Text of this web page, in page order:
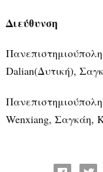
Διεύθυνση
Πανεπιστημιούπολη
Dalian(Δυτική),
Πανεπιστημιούπολη
Wenxiang, Σαγκάη,